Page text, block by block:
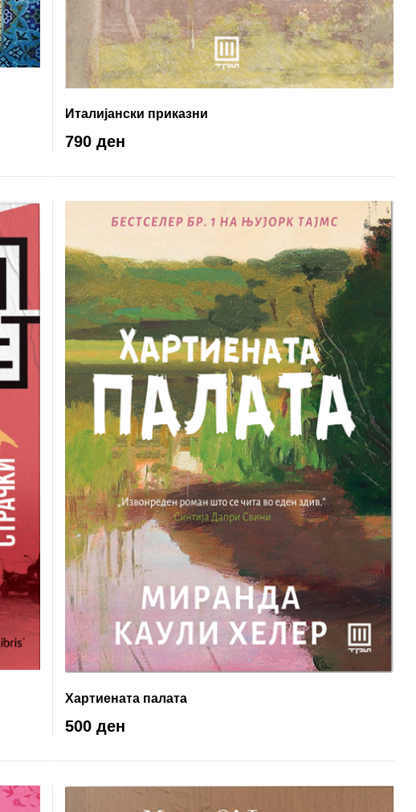
Италијански приказни
790 ден
Хартиената палата
500 ден